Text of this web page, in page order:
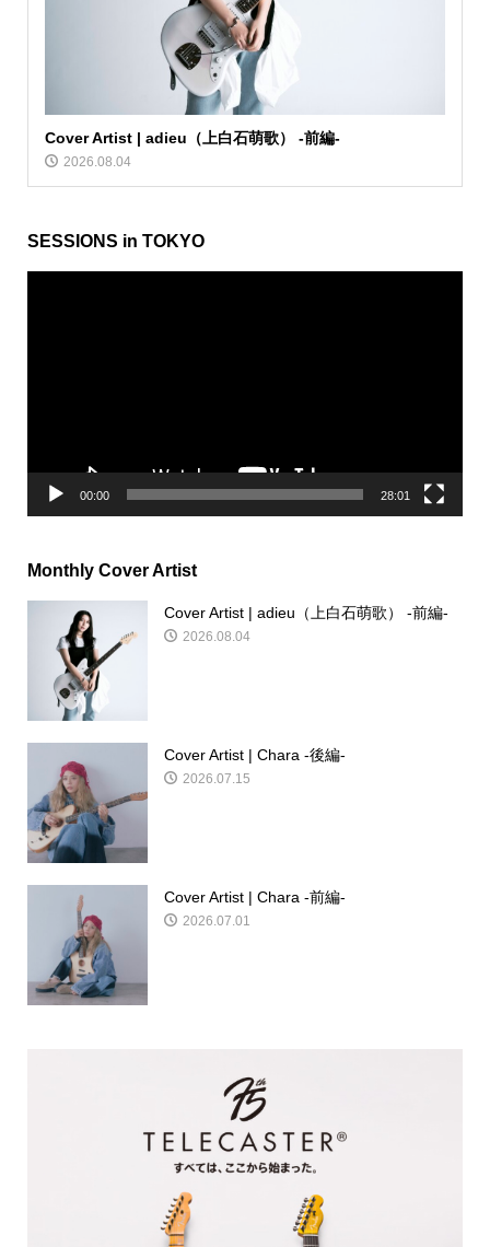
Cover Artist | adieu（上白石萌歌） -前編-
2026.08.04
SESSIONS in TOKYO
00:00 28:01
Monthly Cover Artist
Cover Artist | adieu（上白石萌歌） -前編-
2026.08.04
Cover Artist | Chara -後編-
2026.07.15
Cover Artist | Chara -前編-
2026.07.01